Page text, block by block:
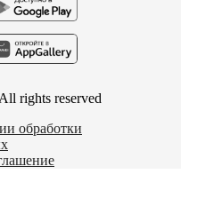
rights reserved
обработки